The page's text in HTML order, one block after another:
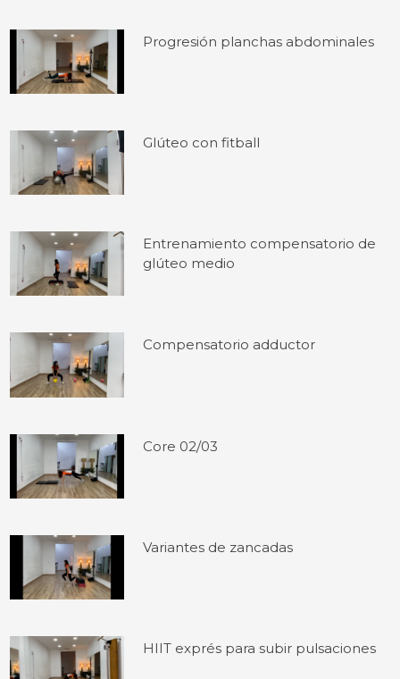
Progresión planchas abdominales
Glúteo con fitball
Entrenamiento compensatorio de
glúteo medio
Compensatorio adductor
Core 02/03
Variantes de zancadas
HIIT exprés para subir pulsaciones